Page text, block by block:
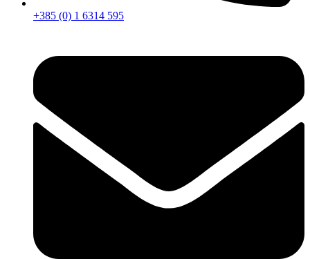
+385 (0) 1 6314 595